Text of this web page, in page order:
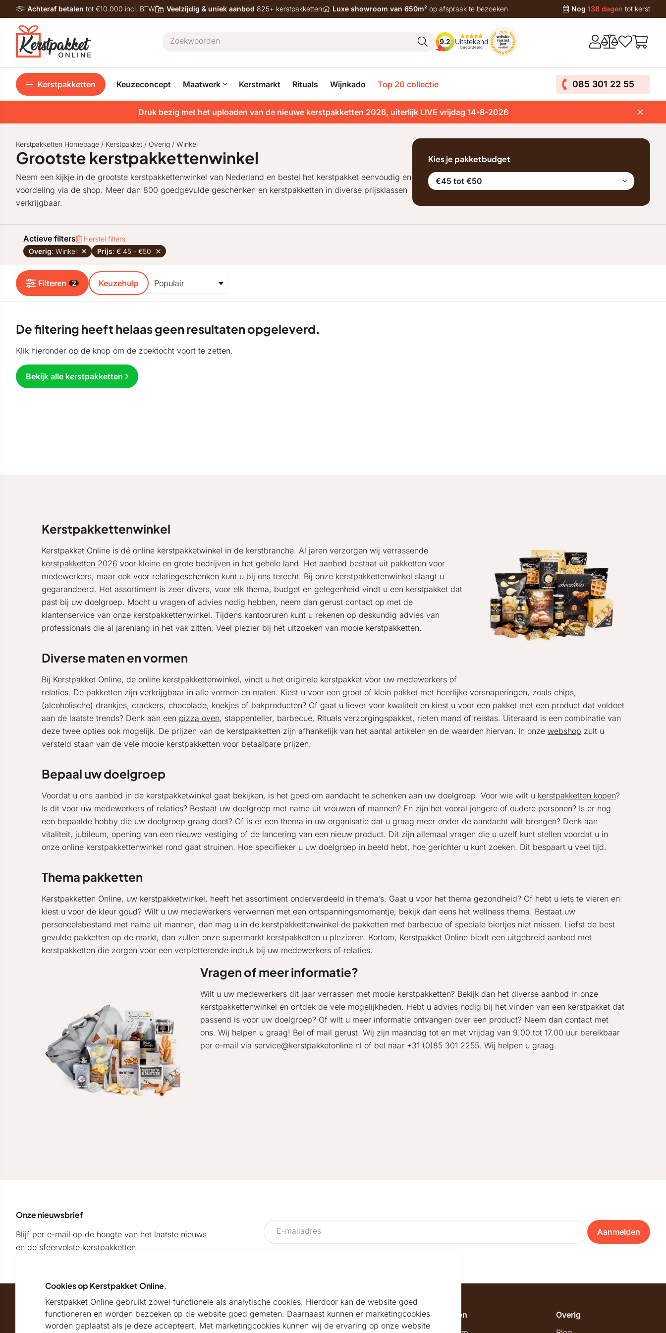
Achteraf betalen tot €10.000 incl. BTW Veelzijdig & uniek aanbod 825+ kerstpakketten Luxe showroom van 650m² op afspraak te bezoeken Nog 138 dagen tot kerst
9.2 Uitstekend
beoordeeld
Kerstpakketten Keuzeconcept Maatwerk Kerstmarkt Rituals Wijnkado Top 20 collectie 085 301 22 55
Druk bezig met het uploaden van de nieuwe kerstpakketten 2026, uiterlijk LIVE vrijdag 14-8-2026
Kerstpakketten Homepage / Kerstpakket / Overig / Winkel
Grootste kerstpakkettenwinkel
Neem een kijkje in de grootste kerstpakkettenwinkel van Nederland en bestel het kerstpakket eenvoudig en
voordeling via de shop. Meer dan 800 goedgevulde geschenken en kerstpakketten in diverse prijsklassen
verkrijgbaar.
Kies je pakketbudget
€45 tot €50
Actieve filters
Herstel filters
Overig: Winkel Prijs: € 45 - €50
Filteren 2 Keuzehulp
De filtering heeft helaas geen resultaten opgeleverd.
Klik hieronder op de knop om de zoektocht voort te zetten.
Bekijk alle kerstpakketten
Kerstpakkettenwinkel
Kerstpakket Online is dé online kerstpakketwinkel in de kerstbranche. Al jaren verzorgen wij verrassende
kerstpakketten 2026 voor kleine en grote bedrijven in het gehele land. Het aanbod bestaat uit pakketten voor
medewerkers, maar ook voor relatiegeschenken kunt u bij ons terecht. Bij onze kerstpakkettenwinkel slaagt u
gegarandeerd. Het assortiment is zeer divers, voor elk thema, budget en gelegenheid vindt u een kerstpakket dat
past bij uw doelgroep. Mocht u vragen of advies nodig hebben, neem dan gerust contact op met de
klantenservice van onze kerstpakkettenwinkel. Tijdens kantooruren kunt u rekenen op deskundig advies van
professionals die al jarenlang in het vak zitten. Veel plezier bij het uitzoeken van mooie kerstpakketten.
Diverse maten en vormen
Bij Kerstpakket Online, de online kerstpakkettenwinkel, vindt u het originele kerstpakket voor uw medewerkers of
relaties. De pakketten zijn verkrijgbaar in alle vormen en maten. Kiest u voor een groot of klein pakket met heerlijke versnaperingen, zoals chips,
(alcoholische) drankjes, crackers, chocolade, koekjes of bakproducten? Of gaat u liever voor kwaliteit en kiest u voor een pakket met een product dat voldoet
aan de laatste trends? Denk aan een pizza oven, stappenteller, barbecue, Rituals verzorgingspakket, rieten mand of reistas. Uiteraard is een combinatie van
deze twee opties ook mogelijk. De prijzen van de kerstpakketten zijn afhankelijk van het aantal artikelen en de waarden hiervan. In onze webshop zult u
versteld staan van de vele mooie kerstpakketten voor betaalbare prijzen.
Bepaal uw doelgroep
Voordat u ons aanbod in de kerstpakketwinkel gaat bekijken, is het goed om aandacht te schenken aan uw doelgroep. Voor wie wilt u kerstpakketten kopen?
Is dit voor uw medewerkers of relaties? Bestaat uw doelgroep met name uit vrouwen of mannen? En zijn het vooral jongere of oudere personen? Is er nog
een bepaalde hobby die uw doelgroep graag doet? Of is er een thema in uw organisatie dat u graag meer onder de aandacht wilt brengen? Denk aan
vitaliteit, jubileum, opening van een nieuwe vestiging of de lancering van een nieuw product. Dit zijn allemaal vragen die u uzelf kunt stellen voordat u in
onze online kerstpakkettenwinkel rond gaat struinen. Hoe specifieker u uw doelgroep in beeld hebt, hoe gerichter u kunt zoeken. Dit bespaart u veel tijd.
Thema pakketten
Kerstpakketten Online, uw kerstpakketwinkel, heeft het assortiment onderverdeeld in thema’s. Gaat u voor het thema gezondheid? Of hebt u iets te vieren en
kiest u voor de kleur goud? Wilt u uw medewerkers verwennen met een ontspanningsmomentje, bekijk dan eens het wellness thema. Bestaat uw
personeelsbestand met name uit mannen, dan mag u in de kerstpakkettenwinkel de pakketten met barbecue of speciale biertjes niet missen. Liefst de best
gevulde pakketten op de markt, dan zullen onze supermarkt kerstpakketten u plezieren. Kortom, Kerstpakket Online biedt een uitgebreid aanbod met
kerstpakketten die zorgen voor een verpletterende indruk bij uw medewerkers of relaties.
Vragen of meer informatie?
Wilt u uw medewerkers dit jaar verrassen met mooie kerstpakketten? Bekijk dan het diverse aanbod in onze
kerstpakkettenwinkel en ontdek de vele mogelijkheden. Hebt u advies nodig bij het vinden van een kerstpakket dat
passend is voor uw doelgroep? Of wilt u meer informatie ontvangen over een product? Neem dan contact met
ons. Wij helpen u graag! Bel of mail gerust. Wij zijn maandag tot en met vrijdag van 9.00 tot 17.00 uur bereikbaar
per e-mail via service@kerstpakketonline.nl of bel naar +31 (0)85 301 2255. Wij helpen u graag.
Onze nieuwsbrief
Blijf per e-mail op de hoogte van het laatste nieuws
en de sfeervolste kerstpakketten
Aanmelden
Maatschappelijk partner van
Helpdesk
Algemeen
Overig
Cookies op Kerstpakket Online.
Kerstpakket Online gebruikt zowel functionele als analytische cookies. Hierdoor kan de website goed
functioneren en worden bezoeken op de website goed gemeten. Daarnaast kunnen er marketingcookies
worden geplaatst als je deze accepteert. Met marketingcookies kunnen wij de ervaring op onze website